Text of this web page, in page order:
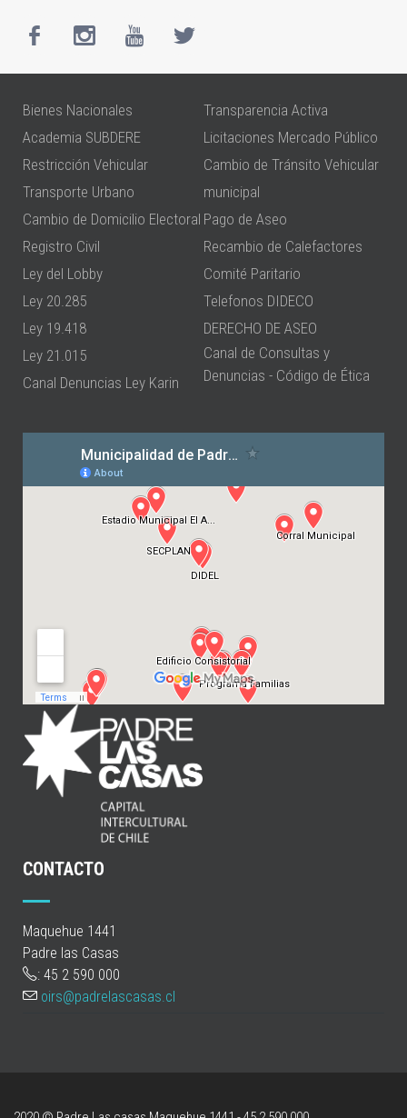
Bienes Nacionales
Academia SUBDERE
Restricción Vehicular
Transporte Urbano
Cambio de Domicilio Electoral
Registro Civil
Ley del Lobby
Ley 20.285
Ley 19.418
Ley 21.015
Canal Denuncias Ley Karin
Transparencia Activa
Licitaciones Mercado Público
Cambio de Tránsito Vehicular
municipal
Pago de Aseo
Recambio de Calefactores
Comité Paritario
Telefonos DIDECO
DERECHO DE ASEO
Canal de Consultas y
Denuncias - Código de Ética
CONTACTO
Maquehue 1441
Padre las Casas
: 45 2 590 000
oirs@padrelascasas.cl